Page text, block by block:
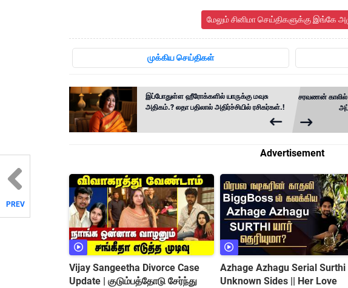
மேலும் சினிமா செய்திகளுக்கு இங்கே
முக்கிய செய்திகள்
இப்போதுள்ள ஹீரோக்களில் யாருக்கு மவுசு
அதிகம்.? லதா பதிலால் அதிர்ச்சியில் ரசிகர்கள்.!
சரவணன் காலில்
PREV
Advertisement
Vijay Sangeetha Divorce Case
Update | குடும்பத்தோடு சேர்ந்து
Azhage Azhagu Serial Surthi
Unknown Sides || Her Love